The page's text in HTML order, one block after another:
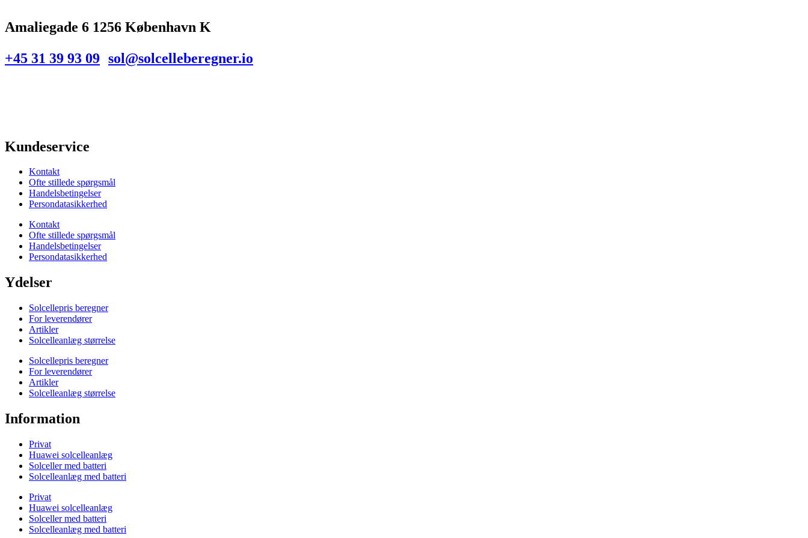
Amaliegade 6 1256 København K
+45 31 39 93 09 sol@solcelleberegner.io
Kundeservice
Kontakt
Ofte stillede spørgsmål
Handelsbetingelser
Persondatasikkerhed
Kontakt
Ofte stillede spørgsmål
Handelsbetingelser
Persondatasikkerhed
Ydelser
Solcellepris beregner
For leverendører
Artikler
Solcelleanlæg størrelse
Solcellepris beregner
For leverendører
Artikler
Solcelleanlæg størrelse
Information
Privat
Huawei solcelleanlæg
Solceller med batteri
Solcelleanlæg med batteri
Privat
Huawei solcelleanlæg
Solceller med batteri
Solcelleanlæg med batteri